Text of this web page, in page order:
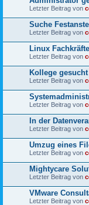
Letzter Beitrag von
Suche
Letzter Beitrag von
Linux
Letzter Beitrag von
Kollege gesucht
Letzter Beitrag von
Letzter Beitrag von
In der
Letzter Beitrag von
Umzug eines
Letzter Beitrag von
Mightycare
Letzter Beitrag von
VMware
Letzter Beitrag von